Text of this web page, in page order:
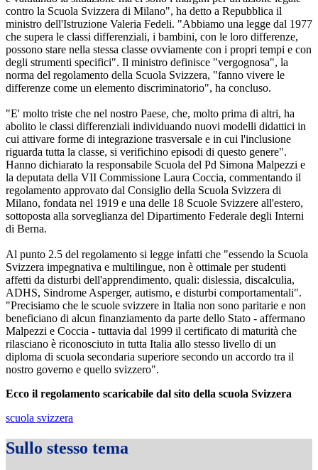
contro la Scuola Svizzera di Milano", ha detto a Repubblica il
ministro dell'Istruzione Valeria Fedeli. "Abbiamo una legge dal 1977
che supera le classi differenziali, i bambini, con le loro differenze,
possono stare nella stessa classe ovviamente con i propri tempi e con
degli strumenti specifici". Il ministro definisce "vergognosa", la
norma del regolamento della Scuola Svizzera, "fanno vivere le
differenze come un elemento discriminatorio", ha concluso.
"E' molto triste che nel nostro Paese, che, molto prima di altri, ha
abolito le classi differenziali individuando nuovi modelli didattici in
cui attivare forme di integrazione trasversale e in cui l'inclusione
riguarda tutta la classe, si verifichino episodi di questo genere".
Hanno dichiarato la responsabile Scuola del Pd Simona Malpezzi e
la deputata della VII Commissione Laura Coccia, commentando il
regolamento approvato dal Consiglio della Scuola Svizzera di
Milano, fondata nel 1919 e una delle 18 Scuole Svizzere all'estero,
sottoposta alla sorveglianza del Dipartimento Federale degli Interni
di Berna.
Al punto 2.5 del regolamento si legge infatti che "essendo la Scuola
Svizzera impegnativa e multilingue, non è ottimale per studenti
affetti da disturbi dell'apprendimento, quali: dislessia, discalculia,
ADHS, Sindrome Asperger, autismo, e disturbi comportamentali".
"Precisiamo che le scuole svizzere in Italia non sono paritarie e non
beneficiano di alcun finanziamento da parte dello Stato - affermano
Malpezzi e Coccia - tuttavia dal 1999 il certificato di maturità che
rilasciano è riconosciuto in tutta Italia allo stesso livello di un
diploma di scuola secondaria superiore secondo un accordo tra il
nostro governo e quello svizzero".
Ecco il regolamento scaricabile dal sito della scuola Svizzera
scuola svizzera
Sullo stesso tema